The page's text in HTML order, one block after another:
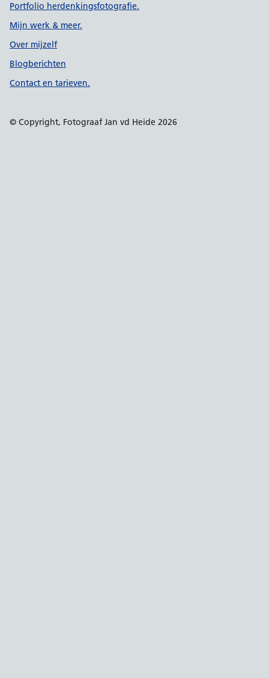
Portfolio herdenkingsfotografie.
Mijn werk & meer.
Over mijzelf
Blogberichten
Contact en tarieven.
© Copyright, Fotograaf Jan vd Heide 2026